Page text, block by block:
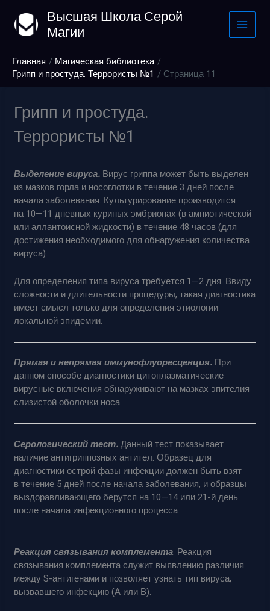
содержимому
Высшая Школа Серой
Магии
Главная
Магическая библиотека
Грипп и простуда. Террористы №1
Страница 11
Грипп и простуда.
Террористы №1
Выделение вируса. Вирус гриппа может быть выделен
из мазков горла и носоглотки в течение 3 дней после
начала заболевания. Культурирование производится
на 10—11 дневных куриных эмбрионах (в амниотической
или аллантоисной жидкости) в течение 48 часов (для
достижения необходимого для обнаружения количества
вируса).
Для определения типа вируса требуется 1—2 дня. Ввиду
сложности и длительности процедуры, такая диагностика
имеет смысл только для определения этиологии
локальной эпидемии.
Прямая и непрямая иммунофлуоресценция. При
данном способе диагностики цитоплазматические
вирусные включения обнаруживают на мазках эпителия
слизистой оболочки носа.
Серологический тест.Данный тест показывает
наличие антигриппозных антител. Образец для
диагностики острой фазы инфекции должен быть взят
в течение 5 дней после начала заболевания, и образцы
выздоравливающего берутся на 10—14 или 21-й день
после начала инфекционного процесса.
Реакция связывания комплемента. Реакция
связывания комплемента служит выявлению различия
между S-антигенами и позволяет узнать тип вируса,
вызвавшего инфекцию (А или В).